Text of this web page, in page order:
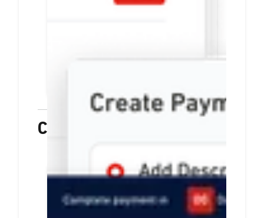
Mudah dibuat. Anda bisa
Checkout
Hanya sekali integrasi,
sediakan beragam